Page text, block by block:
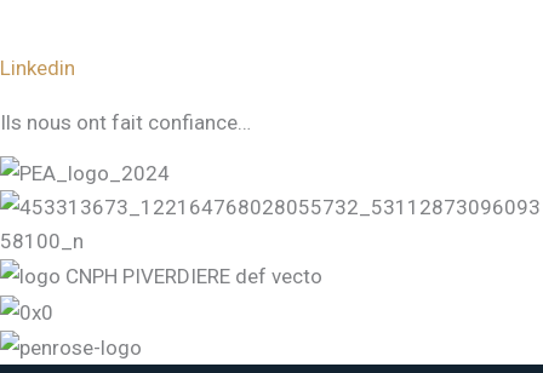
Linkedin
Ils nous ont fait confiance…